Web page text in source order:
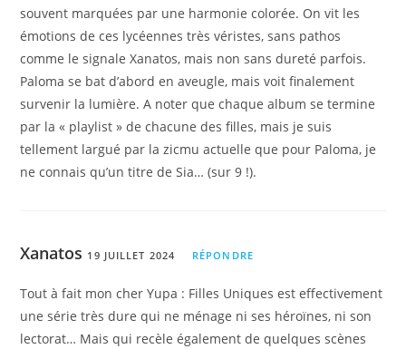
souvent marquées par une harmonie colorée. On vit les
émotions de ces lycéennes très véristes, sans pathos
comme le signale Xanatos, mais non sans dureté parfois.
Paloma se bat d’abord en aveugle, mais voit finalement
survenir la lumière. A noter que chaque album se termine
par la « playlist » de chacune des filles, mais je suis
tellement largué par la zicmu actuelle que pour Paloma, je
ne connais qu’un titre de Sia… (sur 9 !).
Xanatos 19 JUILLET 2024 RÉPONDRE
Tout à fait mon cher Yupa : Filles Uniques est effectivement
une série très dure qui ne ménage ni ses héroïnes, ni son
lectorat… Mais qui recèle également de quelques scènes